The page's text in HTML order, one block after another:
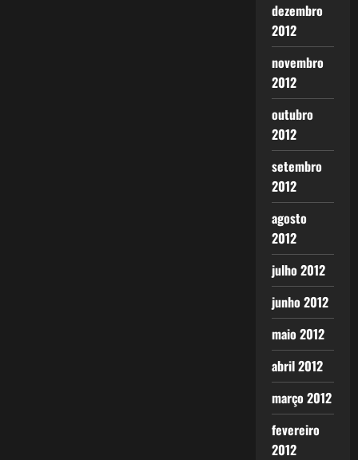
dezembro
2012
novembro
2012
outubro
2012
setembro
2012
agosto
2012
julho 2012
junho 2012
maio 2012
abril 2012
março 2012
fevereiro
2012